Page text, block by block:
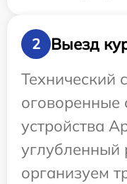
2
Выезд
Технический
оговоренные
устройства
углубленный
организуем